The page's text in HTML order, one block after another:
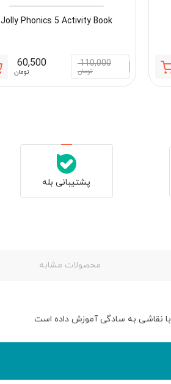
اصلی:
فعلی:
Jolly Phonics 5 Activity Book
110,000
تومان
60,500
تومان
پشتیبانی بله
محصولات مشابه